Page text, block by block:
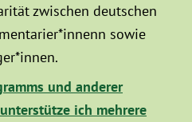
zwischen deutschen
sowie
und anderer
ich mehrere